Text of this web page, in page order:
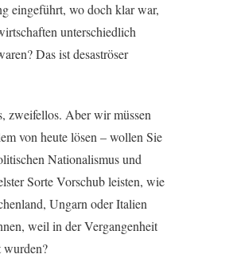
eingeführt, wo doch klar war,
unterschiedlich
Das ist desaströser
zweifellos. Aber wir müssen
von heute lösen – wollen Sie
Nationalismus und
Sorte Vorschub leisten, wie
Ungarn oder Italien
weil in der Vergangenheit
wurden?